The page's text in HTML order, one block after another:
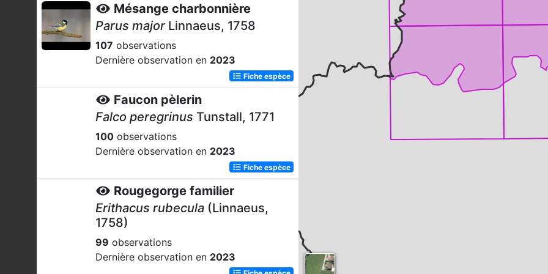
Mésange charbonnière
Parus major Linnaeus, 1758
107 observations
Dernière observation en 2023
Fiche espèce
Faucon pèlerin
Falco peregrinus Tunstall, 1771
100 observations
Dernière observation en 2023
Fiche espèce
Rougegorge familier
Erithacus rubecula (Linnaeus,
1758)
99 observations
Dernière observation en 2023